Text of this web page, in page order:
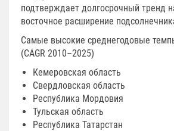
подтверждает долгосрочный тренд
восточное расширение
Самые высокие среднегодовые
(CAGR 2010–2025)
Кемеровская область
Свердловская область
Республика Мордовия
Тульская область
Республика Татарстан